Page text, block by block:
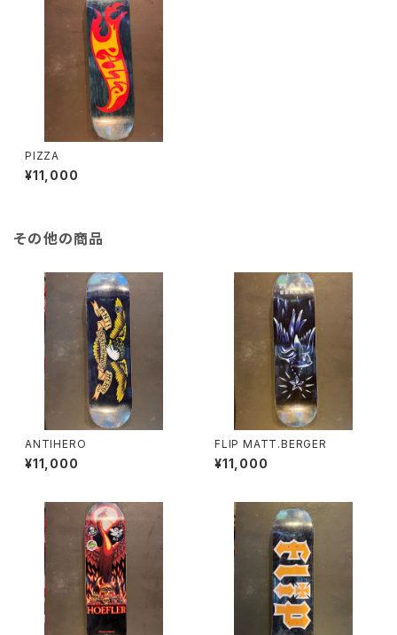
PIZZA
¥11,000
その他の商品
ANTIHERO
¥11,000
FLIP MATT.BERGER
¥11,000